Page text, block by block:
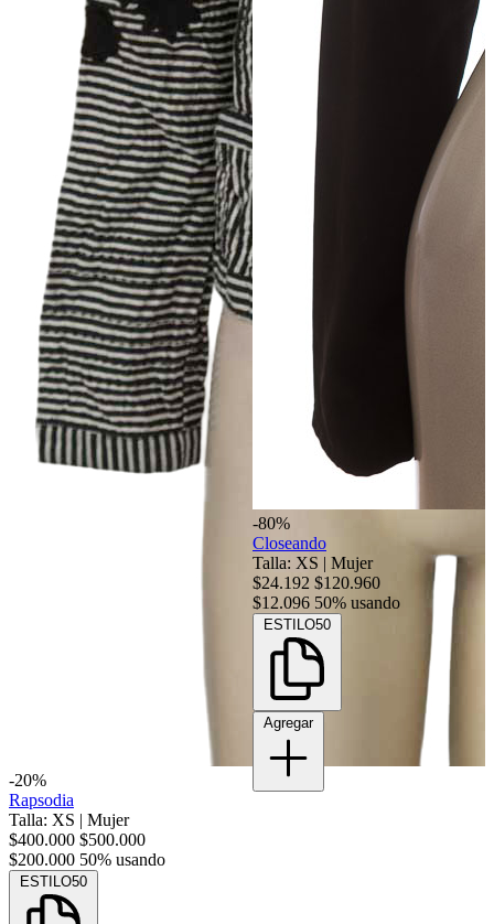
-20%
Rapsodia
Talla: XS | Mujer
$400.000 $500.000
$200.000 50% usando
ESTILO50
-80%
Closeando
Talla: XS | Mujer
$24.192 $120.960
$12.096 50% usando
ESTILO50
Agregar